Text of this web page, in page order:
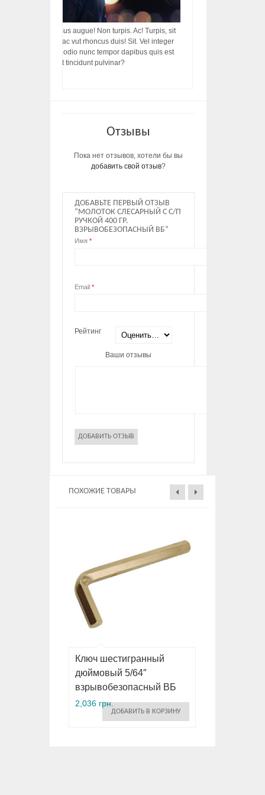
integer! Risus augue! Non turpis. Ac! Turpis, sit
rhoncus porttitor ac vut rhoncus duis! Sit. Vel integer
ut diam porttitor odio nunc tempor dapibus quis est
dictumst, vel amet tincidunt pulvinar?
Отзывы
Пока нет отзывов, хотели бы вы
добавить свой отзыв?
ДОБАВЬТЕ ПЕРВЫЙ ОТЗЫВ
“МОЛОТОК СЛЕСАРНЫЙ С С/П
РУЧКОЙ 400 ГР.
ВЗРЫВОБЕЗОПАСНЫЙ ВБ”
Имя *
Email *
Рейтинг
Ваши отзывы
ПОХОЖИЕ ТОВАРЫ
Ключ шестигранный
дюймовый 5/64″
взрывобезопасный ВБ
2,036 грн.
ДОБАВИТЬ В КОРЗИНУ